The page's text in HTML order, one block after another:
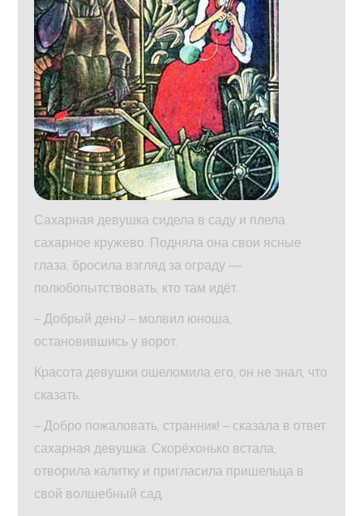
Сахарная девушка сидела в саду и плела
сахарное кружево. Подняла она свои ясные
глаза, бросила взгляд за ограду —
полюбопытствовать, кто там идёт.
– Добрый день! – молвил юноша,
остановившись у ворот.
Красота девушки ошеломила его, он не знал, что
сказать.
– Добро пожаловать, странник! – сказала в ответ
сахарная девушка. Скорёхонько встала,
отворила калитку и пригласила пришельца в
свой волшебный сад.